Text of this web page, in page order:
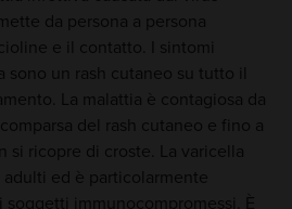
da persona a persona
e il contatto. I sintomi
sono un rash cutaneo su tutto il
La malattia è contagiosa da
del rash cutaneo e fino a
si ricopre di croste. La varicella
adulti ed è particolarmente
soggetti immunocompromessi. È